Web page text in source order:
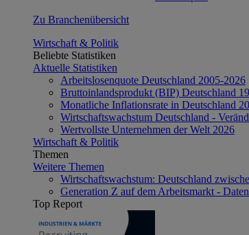
Zu Branchenübersicht
Wirtschaft & Politik
Beliebte Statistiken
Aktuelle Statistiken
Arbeitslosenquote Deutschland 2005-2026
Bruttoinlandsprodukt (BIP) Deutschland
Monatliche Inflationsrate in Deutschland
Wirtschaftswachstum Deutschland -
Wertvollste Unternehmen der Welt 2026
Wirtschaft & Politik
Themen
Weitere Themen
Wirtschaftswachstum: Deutschland
Generation Z auf dem Arbeitsmarkt -
Top Report